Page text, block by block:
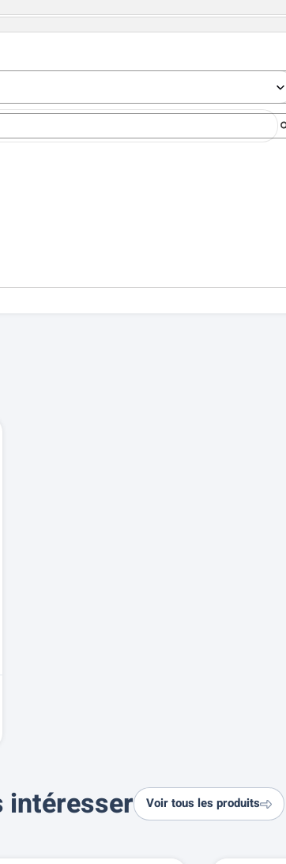
intéresser Voir tous les produits